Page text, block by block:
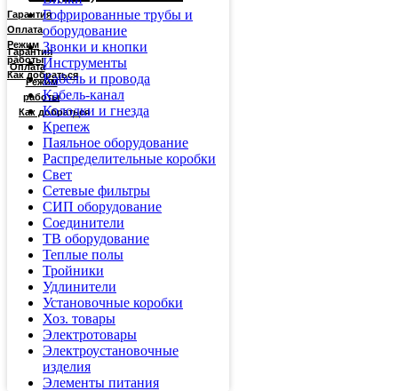
Гарантия
Оплата
Режим
работы
Как добраться
Гарантия
Оплата
Режим
работы
Как добраться
Гофрированные трубы и
оборудование
Звонки и кнопки
Инструменты
Кабель и провода
Кабель-канал
Колодки и гнезда
Крепеж
Паяльное оборудование
Распределительные коробки
Свет
Сетевые фильтры
СИП оборудование
Соединители
ТВ оборудование
Теплые полы
Тройники
Удлинители
Установочные коробки
Хоз. товары
Электротовары
Электроустановочные
изделия
Элементы питания